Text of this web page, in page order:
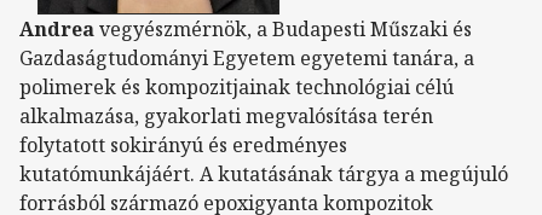
Andreavegyészmérnök, a Budapesti Műszaki és
Gazdaságtudományi Egyetem egyetemi tanára, a
polimerek és kompozitjainak technológiai célú
alkalmazása, gyakorlati megvalósítása terén
folytatott sokirányú és eredményes
kutatómunkájáért. A kutatásának tárgya a megújuló
forrásból származó epoxigyanta kompozitok